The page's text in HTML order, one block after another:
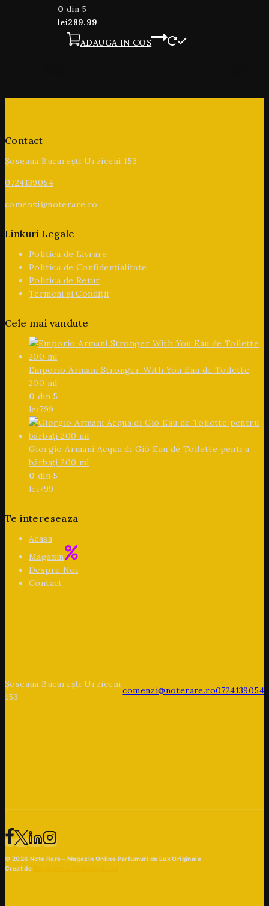
0 din 5
lei289.99
ADAUGA IN COS
Contact
Șoseaua București Urziceni 153
0724139054
comenzi@noterare.ro
Linkuri Legale
Politica de Livrare
Politica de Confidențialitate
Politica de Retur
Termeni și Condiții
Cele mai vandute
Emporio Armani Stronger With You Eau de Toilette
200 ml
0 din 5
lei799
Giorgio Armani Acqua di Giò Eau de Toilette pentru
bărbați 200 ml
0 din 5
lei799
Te intereseaza
Acasa
Magazin
Despre Noi
Contact
Șoseaua București Urziceni
153
comenzi@noterare.ro0724139054
© 2026 Note Rare – Magazin Online Parfumuri de Lux Originale
Creat de